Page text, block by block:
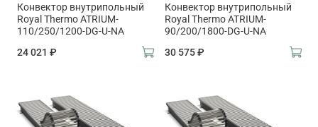
Конвектор внутрипольный
Royal Thermo ATRIUM-
110/250/1200-DG-U-NA
24 021 ₽
Конвектор внутрипольный
Royal Thermo ATRIUM-
90/200/1800-DG-U-NA
30 575 ₽